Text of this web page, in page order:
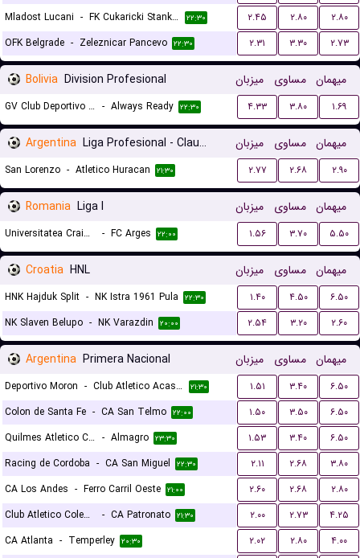
Mladost Lucani - FK Cukaricki Stankom ۲۲:۳۰ ۲.۴۵ ۲.۸۰
۲.۸۰
OFK Belgrade - Zeleznicar Pancevo ۲۲:۳۰ ۲.۳۱ ۳.۳۰ ۲.۷۳
Bolivia Division Profesional میزبان مساوی میهمان
GV Club Deportivo San Jose de Oruro - Always Ready ۲۲:۳۰ ۴.۳۳ ۳.۸۰ ۱.۶۹
Argentina Liga Profesional - Clausura میزبان مساوی میهمان
San Lorenzo - Atletico Huracan ۲۱:۳۰ ۲.۷۷ ۲.۶۸ ۲.۹۰
Romania Liga I میزبان مساوی میهمان
Universitatea Craiova - FC Arges ۲۲:۰۰ ۱.۵۶ ۳.۷۰ ۵.۵۰
Croatia HNL میزبان مساوی میهمان
HNK Hajduk Split - NK Istra 1961 Pula ۲۲:۳۰ ۱.۴۰ ۴.۵۰
۶.۵۰
NK Slaven Belupo - NK Varazdin ۲۰:۰۰ ۲.۵۴ ۳.۲۰ ۲.۶۰
Argentina Primera Nacional میزبان مساوی میهمان
Deportivo Moron - Club Atletico Acassuso ۲۱:۳۰ ۱.۵۱ ۳.۴۰
۶.۵۰
Colon de Santa Fe - CA San Telmo ۲۲:۰۰ ۱.۵۰ ۳.۵۰
۶.۵۰
Quilmes Atletico Club - Almagro ۲۳:۳۰ ۱.۵۳ ۳.۴۰
۶.۵۰
Racing de Cordoba - CA San Miguel ۲۲:۳۰ ۲.۱۱ ۲.۶۸
۳.۸۰
CA Los Andes - Ferro Carril Oeste ۲۱:۰۰ ۲.۶۰ ۲.۶۸
۲.۸۰
Club Atletico Colegiales
- CA Patronato ۲۱:۳۰ ۲.۰۰ ۲.۷۳
۴.۲۵
CA Atlanta - Temperley ۲۰:۳۰ ۲.۰۲ ۲.۸۰ ۴.۰۰